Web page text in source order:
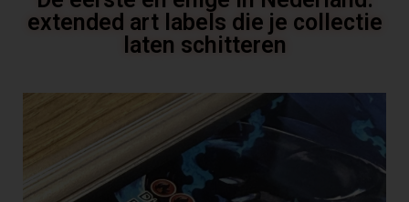
extended art labels die je collectie
laten schitteren